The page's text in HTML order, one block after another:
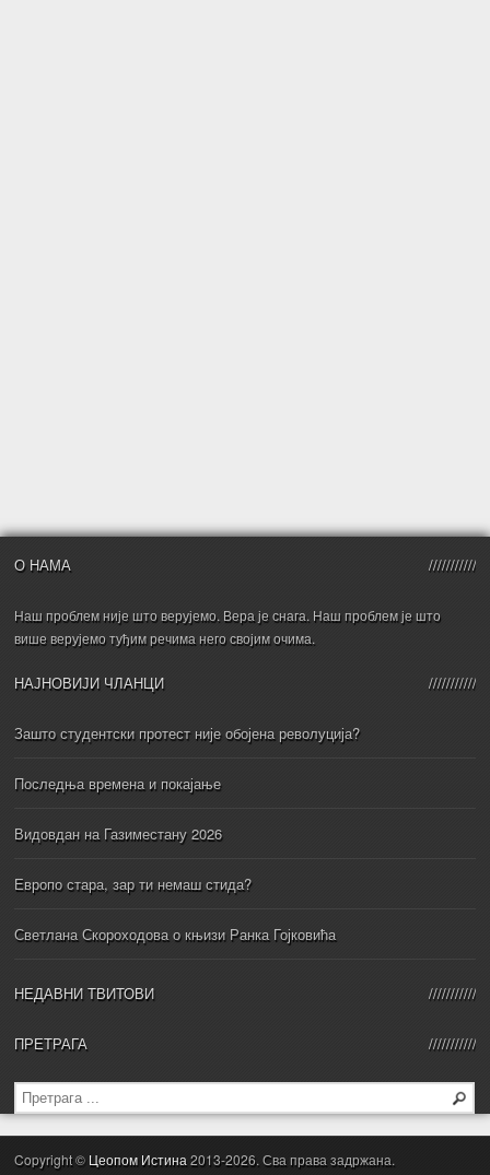
О НАМА
Наш проблем није што верујемо. Вера је снага. Наш проблем је што
више верујемо туђим речима него својим очима.
НАЈНОВИЈИ ЧЛАНЦИ
Зашто студентски протест није обојена револуција?
Последња времена и покајање
Видовдан на Газиместану 2026
Европо стара, зар ти немаш стида?
Светлана Скороходова о књизи Ранка Гојковића
НЕДАВНИ ТВИТОВИ
ПРЕТРАГА
Copyright © Цеопом Истина2013-2026. Сва права задржана.